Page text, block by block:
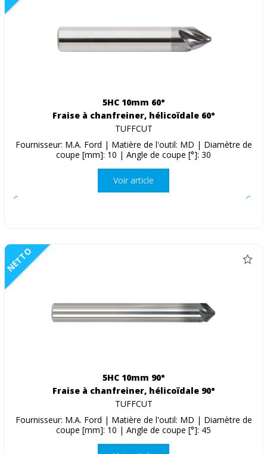
5HC 10mm 60°
Fraise à chanfreiner, hélicoïdale 60°
TUFFCUT
Fournisseur: M.A. Ford | Matière de l'outil: MD | Diamètre de
coupe [mm]: 10 | Angle de coupe [°]: 30
Voir article
NETTO
5HC 10mm 90°
Fraise à chanfreiner, hélicoïdale 90°
TUFFCUT
Fournisseur: M.A. Ford | Matière de l'outil: MD | Diamètre de
coupe [mm]: 10 | Angle de coupe [°]: 45